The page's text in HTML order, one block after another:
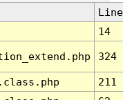
Line
14
324
211